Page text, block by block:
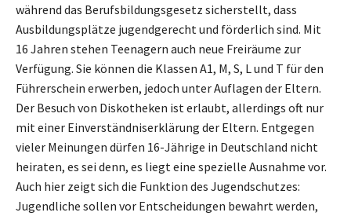
während das Berufsbildungsgesetz sicherstellt, dass
Ausbildungsplätze jugendgerecht und förderlich sind. Mit
16 Jahren stehen Teenagern auch neue Freiräume zur
Verfügung. Sie können die Klassen A1, M, S, L und T für den
Führerschein erwerben, jedoch unter Auflagen der Eltern.
Der Besuch von Diskotheken ist erlaubt, allerdings oft nur
mit einer Einverständniserklärung der Eltern. Entgegen
vieler Meinungen dürfen 16-Jährige in Deutschland nicht
heiraten, es sei denn, es liegt eine spezielle Ausnahme vor.
Auch hier zeigt sich die Funktion des Jugendschutzes:
Jugendliche sollen vor Entscheidungen bewahrt werden,